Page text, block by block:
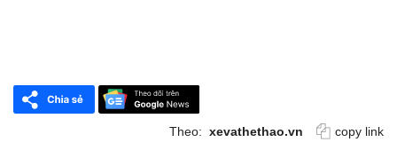
Theo: xevathethao.vn copy link